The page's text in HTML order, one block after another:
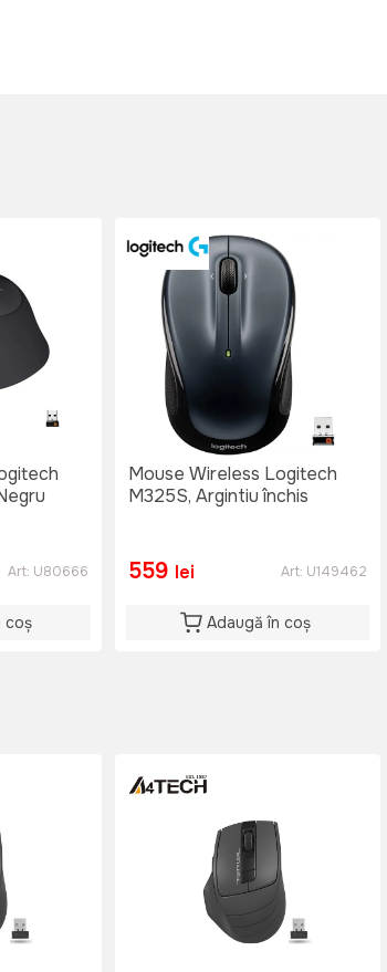
Art: U80666
coș
Mouse Wireless Logitech
M325S, Argintiu închis
559 lei Art: U149462
Adaugă în coș